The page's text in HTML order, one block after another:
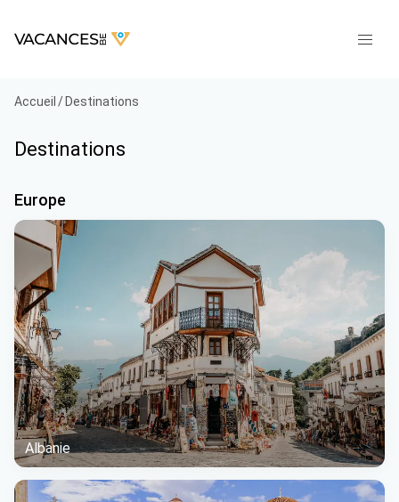
Accueil / Destinations
Destinations
Europe
Albanie